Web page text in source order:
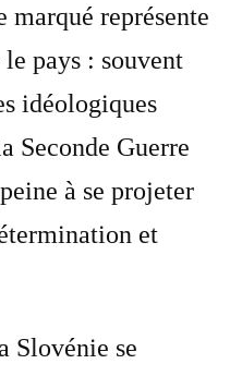
représente
pays : souvent
idéologiques
Seconde Guerre
à se projeter
et
Slovénie se